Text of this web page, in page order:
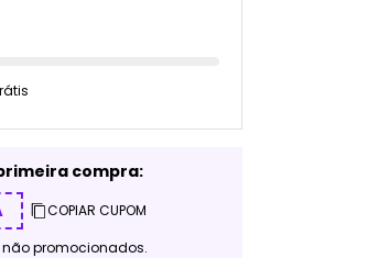
compra:
COPIAR CUPOM
promocionados.